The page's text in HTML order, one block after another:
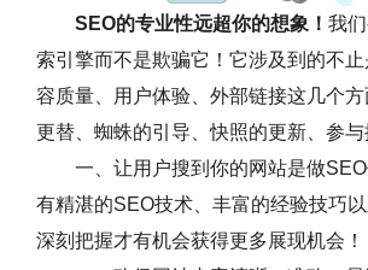
SEO的专业性远超你的想象！ 我
索引擎而不是欺骗它！它涉及到的不
容质量、用户体验、外部链接这几个
更替、蜘蛛的引导、快照的更新、参与
一、让用户搜到你的网站是做
有精湛的SEO技术、丰富的经验技巧
深刻把握才有机会获得更多展现机会！